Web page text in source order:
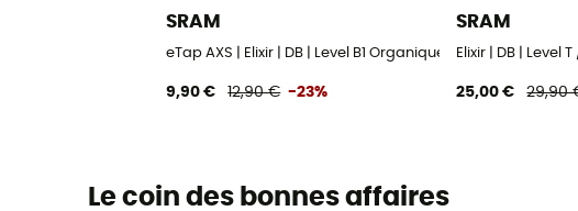
SRAM
eTap AXS | Elixir | DB | Level B1 Organique Acier -
9,90 € 12,90 € -23%
SRAM
Elixir | DB | Level
25,00 € 29,90
Le coin des bonnes affaires